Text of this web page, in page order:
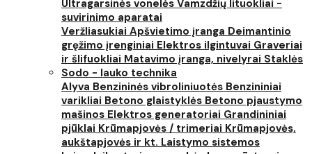
Ultragarsinės vonelės Vamzdžių lituokliai -
suvirinimo aparatai
Veržliasukiai Apšvietimo įranga Deimantinio
gręžimo įrenginiai Elektros ilgintuvai Graveriai
ir šlifuokliai Matavimo įranga, nivelyrai Staklės
Sodo - lauko technika
Alyva Benzininės vibroliniuotės Benzininiai
varikliai Betono glaistyklės Betono pjaustymo
mašinos Elektros generatoriai Grandininiai
pjūklai Krūmapjovės / trimeriai Krūmapjovės,
aukštapjovės ir kt. Laistymo sistemos